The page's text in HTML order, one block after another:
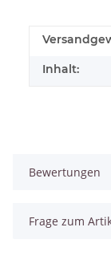
Inhalt:
Bewertungen
Frage zum